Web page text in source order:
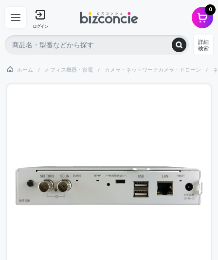
ログイン
0
詳細
検索
ホーム オフィス機器・家電 カメラ・ネットワークカメラ・ドローン